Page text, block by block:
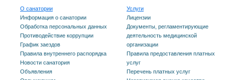
О санатории
Информация о санатории
Обработка персональных данных
Противодействие коррупции
График заездов
Правила внутреннего распорядка
Новости санатория
Объявления
Услуги
Лицензии
Документы, регламентирующие
деятельность медицинской
организации
Правила предоставления платных
услуг
Перечень платных услуг